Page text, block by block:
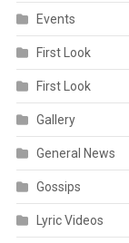
Events
First Look
First Look
Gallery
General News
Gossips
Lyric Videos